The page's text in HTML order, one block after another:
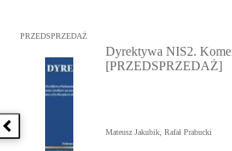
Poprzednia książka
Przejdź do: Dyrektywa NIS2.
PRZEDSPRZEDAŻ
Dyrektywa NIS2.
[PRZEDSPRZEDAŻ]
Mateusz Jakubik, Rafał Prabucki